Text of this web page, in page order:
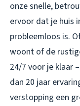
onze snelle,
ervoor dat je huis
probleemloos is.
woont of de
24/7 voor je klaar
dan 20 jaar
verstopping een